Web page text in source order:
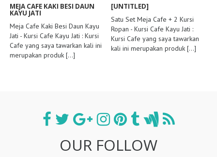
MEJA CAFE KAKI BESI DAUN
KAYU JATI
Meja Cafe Kaki Besi Daun Kayu
Jati - Kursi Cafe Kayu Jati : Kursi
Cafe yang saya tawarkan kali ini
merupakan produk [...]
[UNTITLED]
Satu Set Meja Cafe + 2 Kursi
Ropan - Kursi Cafe Kayu Jati :
Kursi Cafe yang saya tawarkan
kali ini merupakan produk [...]
OUR FOLLOW